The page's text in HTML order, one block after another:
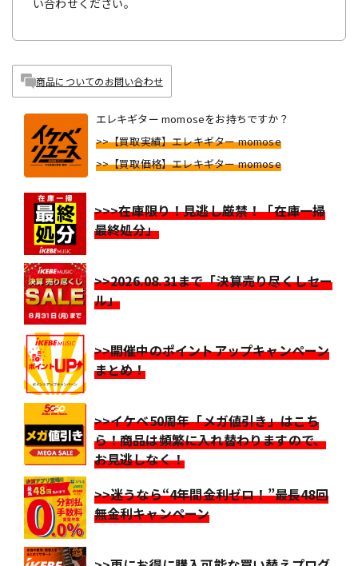
い合わせください。
商品についてのお問い合わせ
エレキギター momoseをお持ちですか？
>>【買取実績】エレキギター momose
>>【買取価格】エレキギター momose
>>>在庫限り！見逃し厳禁！「在庫一掃
最終処分」
>>2026.08.31まで「決算売り尽くしセー
ル」
>>開催中のポイントアップキャンペーン
まとめ！
>>イケベ50周年「メガ値引き」はこち
ら！商品は頻繁に入れ替わりますので、
お見逃しなく！
>>迷うなら“4年間金利ゼロ！”最長48回
無金利キャンペーン